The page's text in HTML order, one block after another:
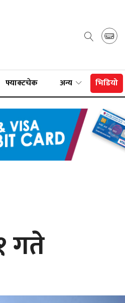
फ्याक्टचेक अन्य भिडियो
गते